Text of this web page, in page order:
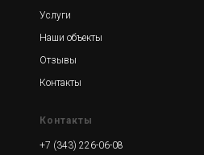
Услуги
Наши объекты
Отзывы
Контакты
Контакты
+7 (343) 226-06-08